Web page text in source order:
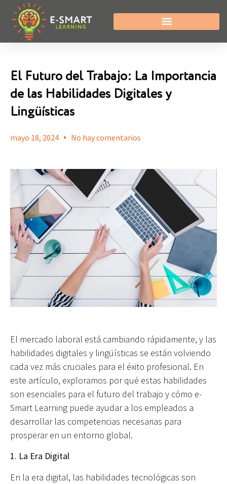
El Futuro del Trabajo: La Importancia
de las Habilidades Digitales y
Lingüísticas
mayo 18, 2024 No hay comentarios
El mercado laboral está cambiando rápidamente, y las
habilidades digitales y lingüísticas se están volviendo
cada vez más cruciales para el éxito profesional. En
este artículo, exploramos por qué estas habilidades
son esenciales para el futuro del trabajo y cómo e-
Smart Learning puede ayudar a los empleados a
desarrollar las competencias necesarias para
prosperar en un entorno global.
1. La Era Digital
En la era digital, las habilidades tecnológicas son